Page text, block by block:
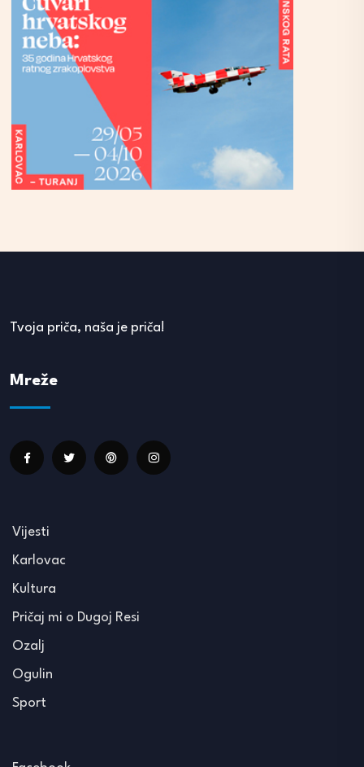
Tvoja priča, naša je priča!
Mreže
Vijesti
Karlovac
Kultura
Pričaj mi o Dugoj Resi
Ozalj
Ogulin
Sport